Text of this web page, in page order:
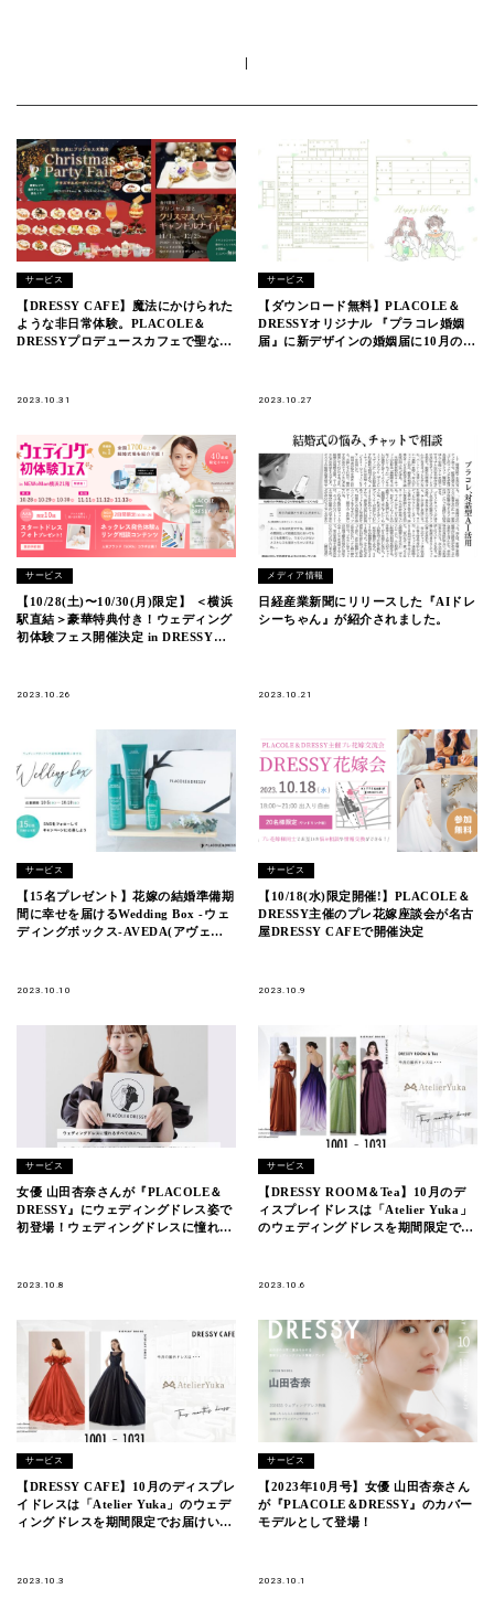
サービス
【DRESSY CAFE】魔法にかけられた
ような非日常体験。PLACOLE＆
DRESSYプロデュースカフェで聖なる
2023.10.31
サービス
【ダウンロード無料】PLACOLE＆
DRESSYオリジナル 『プラコレ婚姻
届』に新デザインの婚姻届に10月の新
2023.10.27
サービス
【10/28(土)〜10/30(月)限定】 ＜横浜
駅直結＞豪華特典付き！ウェディング
初体験フェス開催決定 in DRESSY
2023.10.26
メディア情報
日経産業新聞にリリースした『AIドレ
シーちゃん』が紹介されました。
2023.10.21
サービス
【15名プレゼント】花嫁の結婚準備期
間に幸せを届けるWedding Box -ウェ
ディングボックス-AVEDA(アヴェダ)
2023.10.10
サービス
【10/18(水)限定開催!】PLACOLE＆
DRESSY主催のプレ花嫁座談会が名古
屋DRESSY CAFEで開催決定
2023.10.9
サービス
女優 山田杏奈さんが『PLACOLE＆
DRESSY』にウェディングドレス姿で
初登場！ウェディングドレスに憧れる
2023.10.8
サービス
【DRESSY ROOM＆Tea】10月のデ
ィスプレイドレスは「Atelier Yuka」
のウェディングドレスを期間限定でお
2023.10.6
サービス
【DRESSY CAFE】10月のディスプレ
イドレスは「Atelier Yuka」のウェデ
ィングドレスを期間限定でお届けいた
2023.10.3
サービス
【2023年10月号】女優 山田杏奈さん
が『PLACOLE＆DRESSY』のカバー
モデルとして登場！
2023.10.1